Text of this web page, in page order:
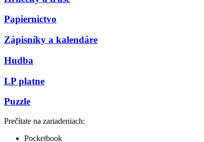
Papiernictvo
Zápisníky a kalendáre
Hudba
LP platne
Puzzle
Prečítate na zariadeniach:
Pocketbook